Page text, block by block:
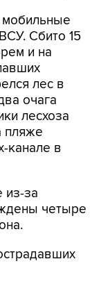
Сбито 15
и на
лес в
очага
лесхоза
пляже
канале в
из-за
четыре